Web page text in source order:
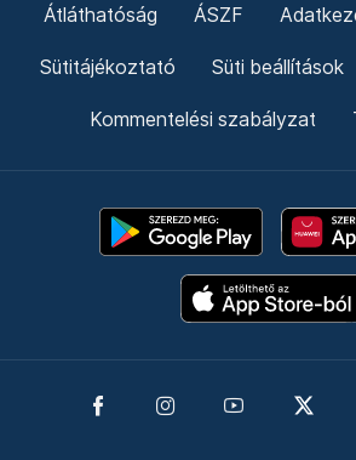
Átláthatóság ÁSZF
Sütitájékoztató Süti beállítások
Kommentelési szabályzat